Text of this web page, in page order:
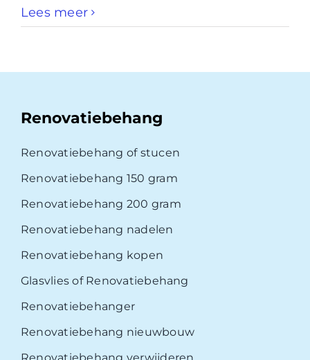
Lees meer
Renovatiebehang
Renovatiebehang of stucen
Renovatiebehang 150 gram
Renovatiebehang 200 gram
Renovatiebehang nadelen
Renovatiebehang kopen
Glasvlies of Renovatiebehang
Renovatiebehanger
Renovatiebehang nieuwbouw